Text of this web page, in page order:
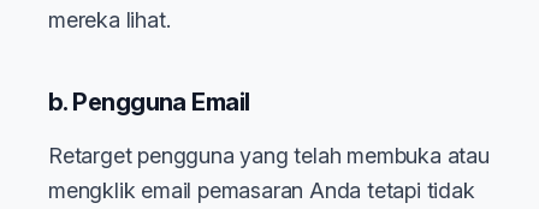
mereka lihat.
b. Pengguna Email
Retarget pengguna yang telah membuka atau
mengklik email pemasaran Anda tetapi tidak